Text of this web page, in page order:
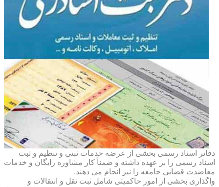
دفاتر اسناد رسمی بخشی از عرضه خدمات ثبتی و تنظیم و ثبت
اسناد رسمی را بر عهده داشته و ضمناً کار مشاوره رایگان و خدمات
معاضدت قضایی جامعه را نیز انجام می دهند.
واگذاری بخشی از امور حاکمیتی شامل ثبت نقل و انتقالات و